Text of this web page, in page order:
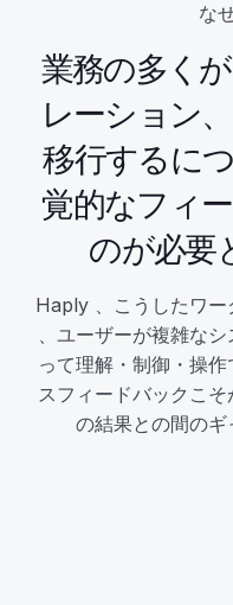
な
業務の多く
レーション
移行するに
覚的なフィ
のが必要
Haply 、こうしたワ
、ユーザーが複雑な
って理解・制御・操
スフィードバックこ
の結果との間のギ